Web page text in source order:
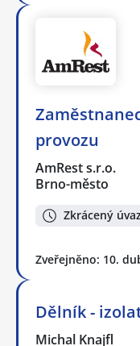
provozu
AmRest s.r.o.
Brno-město
Zkrácený
Zveřejněno: 10.
Dělník -
Michal Knajfl